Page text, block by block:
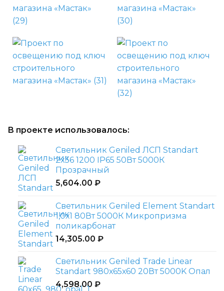
В проекте использовалось:
Светильник Geniled ЛСП Standart
2х36 1200 IP65 50Вт 5000К
Прозрачный
5,604.00 ₽
Светильник Geniled Element Standart
1,0х1 80Вт 5000К Микропризма
поликарбонат
14,305.00 ₽
Светильник Geniled Trade Linear
Standart 980х65х60 20Вт 5000K Опал
4,598.00 ₽